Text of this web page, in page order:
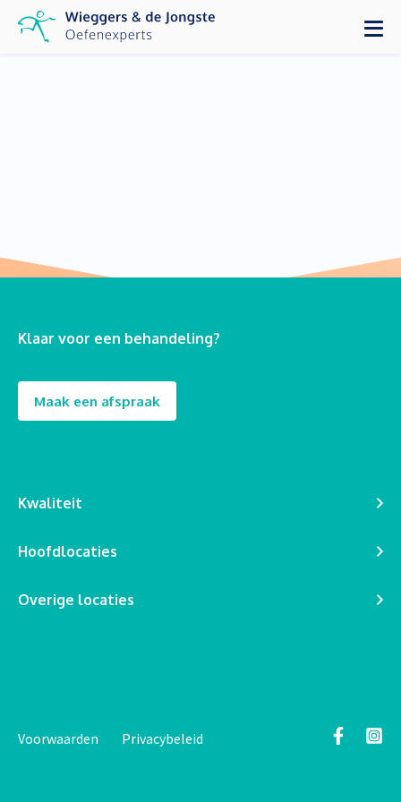
Klaar voor een behandeling?
Maak een afspraak
Kwaliteit
Hoofdlocaties
Overige locaties
Voorwaarden Privacybeleid